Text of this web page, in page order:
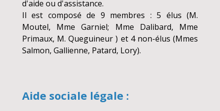
d'aide ou d'assistance.
Il est composé de 9 membres : 5 élus (M.
Moutel, Mme Garniel; Mme Dalibard, Mme
Primaux, M. Queguineur ) et 4 non-élus (Mmes
Salmon, Gallienne, Patard, Lory).
Aide sociale légale :